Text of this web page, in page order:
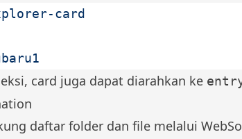
card
card juga dapat diarahkan ke
daftar folder dan file melalui